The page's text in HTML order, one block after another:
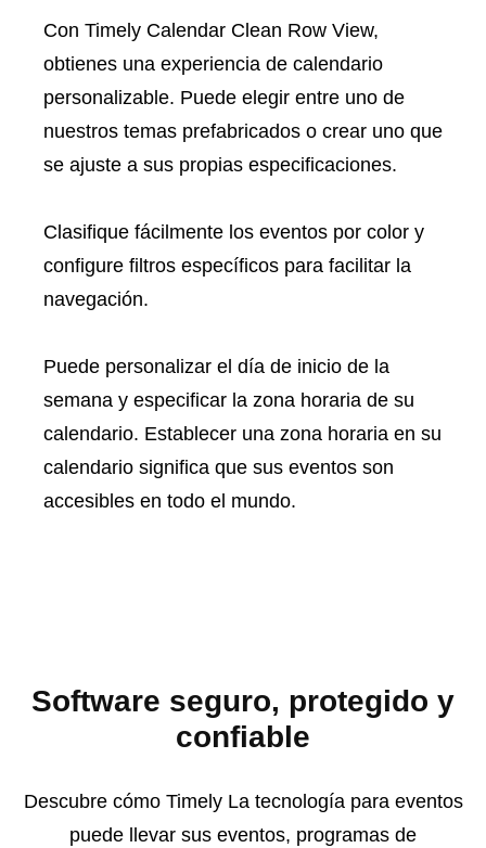
Con Timely Calendar Clean Row View,
obtienes una experiencia de calendario
personalizable. Puede elegir entre uno de
nuestros temas prefabricados o crear uno que
se ajuste a sus propias especificaciones.
Clasifique fácilmente los eventos por color y
configure filtros específicos para facilitar la
navegación.
Puede personalizar el día de inicio de la
semana y especificar la zona horaria de su
calendario. Establecer una zona horaria en su
calendario significa que sus eventos son
accesibles en todo el mundo.
Software seguro, protegido y
confiable
Descubre cómo Timely La tecnología para eventos
puede llevar sus eventos, programas de